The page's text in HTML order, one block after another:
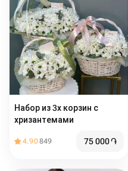
Набор из 3х корзин с
хризантемами
4.90849 75 000֏